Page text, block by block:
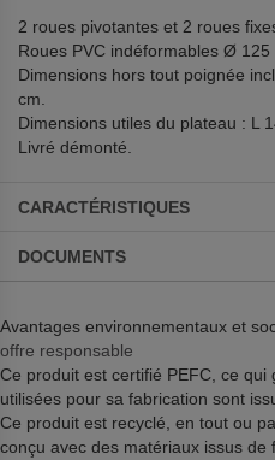
2 roues pivotantes et 2 roues
Roues PVC indéformables Ø 125
Dimensions hors tout poignée
cm.
Dimensions utiles du plateau : L
Livré démonté.
CARACTÉRISTIQUES
DOCUMENTS
Avantages environnementaux et
offre responsable
Ce produit est certifié PEFC, ce
utilisées pour sa fabrication sont
Ce produit est recyclé, en tout ou
conçu avec des matériaux issus